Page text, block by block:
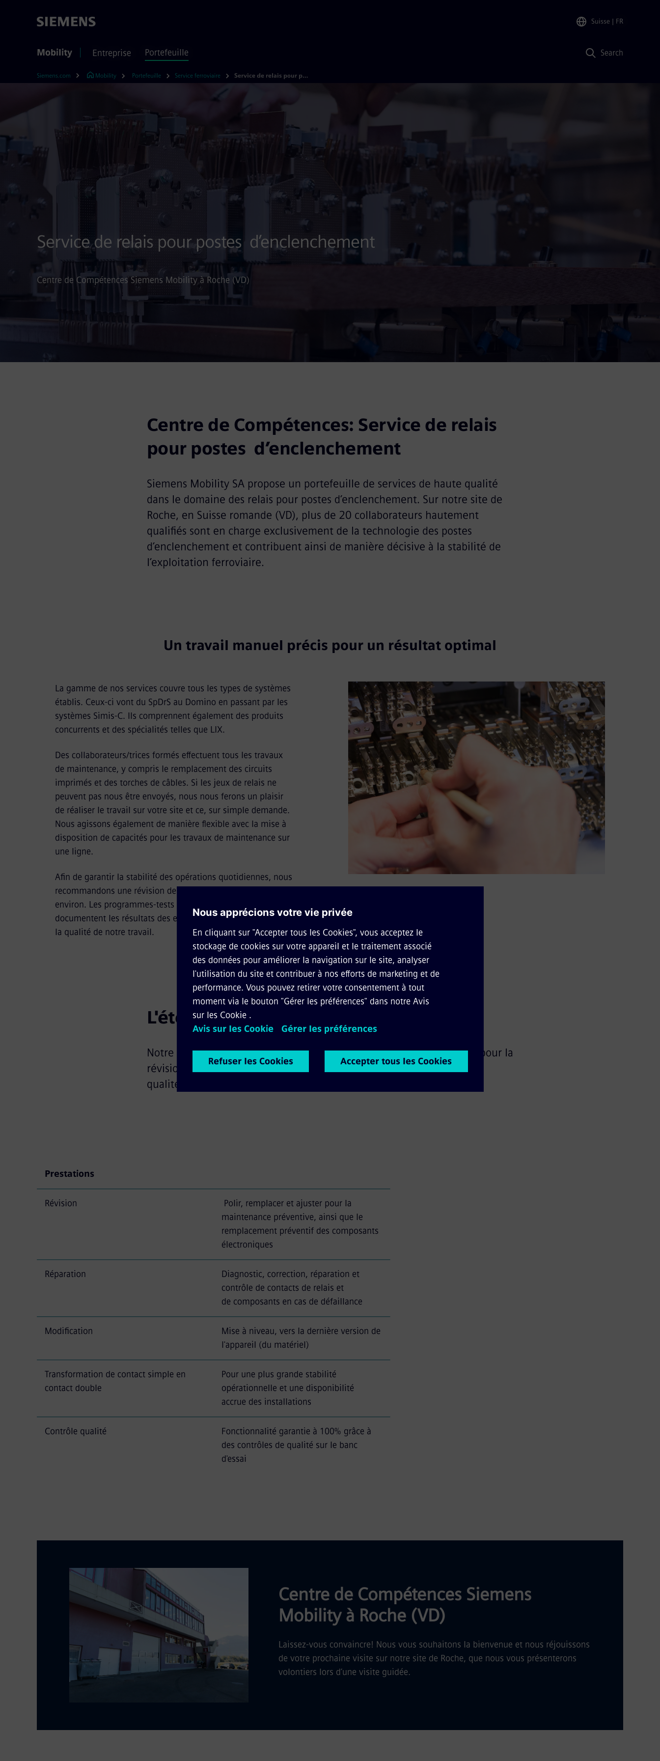
Suisse | FR
Mobility Entreprise Portefeuille Search
Siemens.com Mobility Portefeuille Service ferroviaire Service de relais pour postes d’enclenchement
Service de relais pour postes d’enclenchement
Centre de Compétences Siemens Mobility à Roche (VD)
Centre de Compétences: Service de relais
pour postes  d’enclenchement
Siemens Mobility SA propose un portefeuille de services de haute qualité
dans le domaine des relais pour postes d’enclenchement. Sur notre site de
Roche, en Suisse romande (VD), plus de 20 collaborateurs hautement
qualifiés sont en charge exclusivement de la technologie des postes
d’enclenchement et contribuent ainsi de manière décisive à la stabilité de
l’exploitation ferroviaire.
Un travail manuel précis pour un résultat optimal
La gamme de nos services couvre tous les types de systèmes
établis. Ceux-ci vont du SpDrS au Domino en passant par les
systèmes Simis-C. Ils comprennent également des produits
concurrents et des spécialités telles que LIX.
Des collaborateurs/trices formés effectuent tous les travaux
de maintenance, y compris le remplacement des circuits
imprimés et des torches de câbles. Si les jeux de relais ne
peuvent pas nous être envoyés, nous nous ferons un plaisir
de réaliser le travail sur votre site et ce, sur simple demande.
Nous agissons également de manière flexible avec la mise à
disposition de capacités pour les travaux de maintenance sur
une ligne.
Afin de garantir la stabilité des opérations quotidiennes, nous
recommandons une révision des relais tous les 10 à 15 ans
environ. Les programmes-tests spécialement conçus
documentent les résultats des essais sur banc et confirment
la qualité de notre travail.
L'étendue des prestations
Notre site de Suisse romande à Roche (VD) est votre point de contact pour la
révision, la réparation, la modification, la transformation et le contrôle
qualité de vos relais.
Prestations
Révision
Polir, remplacer et ajuster pour la
maintenance préventive, ainsi que le
remplacement préventif des composants
électroniques
Réparation
Diagnostic, correction, réparation et
contrôle de contacts de relais et
de composants en cas de défaillance
Modification
Mise à niveau, vers la dernière version de
l'appareil (du matériel)
Transformation de contact simple en
contact double
Pour une plus grande stabilité
opérationnelle et une disponibilité
accrue des installations
Contrôle qualité
Fonctionnalité garantie à 100% grâce à
des contrôles de qualité sur le banc
d'essai
Centre de Compétences Siemens
Mobility à Roche (VD)
Laissez-vous convaincre! Nous vous souhaitons la bienvenue et nous réjouissons
de votre prochaine visite sur notre site de Roche, que nous vous présenterons
volontiers lors d’une visite guidée.